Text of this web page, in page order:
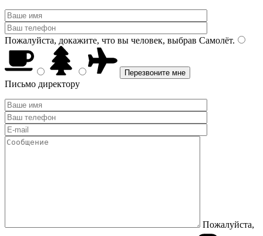
Пожалуйста, докажите, что вы человек, выбрав Самолёт.
Письмо директору
Пожалуйста,